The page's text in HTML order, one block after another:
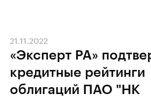
«Эксперт РА»
кредитные рейтинги
облигаций ПАО "НК
21.11.2022